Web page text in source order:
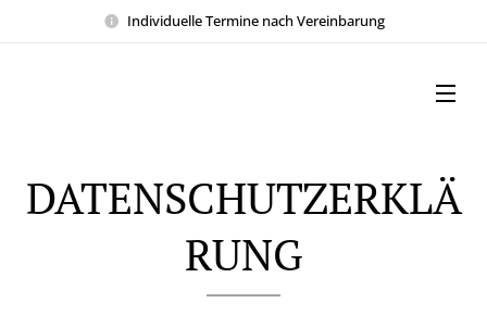
Individuelle Termine nach Vereinbarung
DATENSCHUTZERKLÄ
RUNG